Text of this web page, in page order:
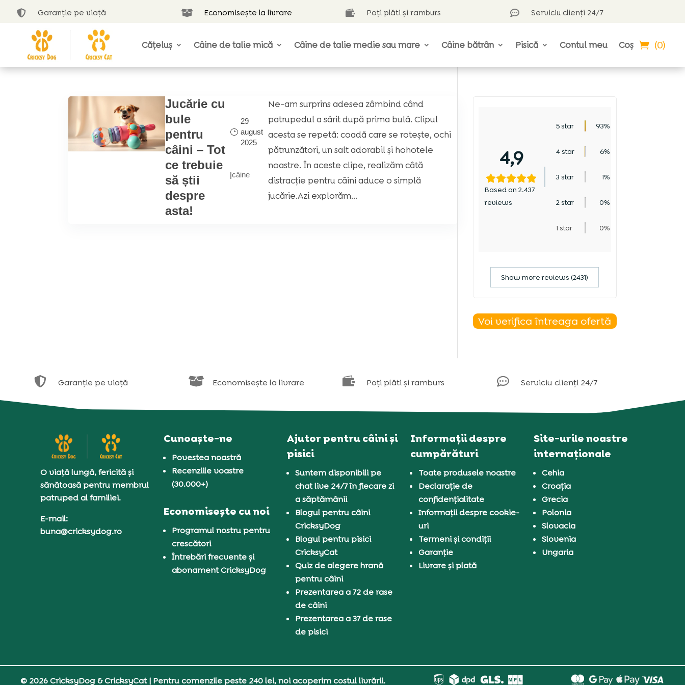
 Garanție pe viață  Economisește la livrare  Poți plăti și ramburs  Serviciu clienți 24/7
Cățeluș Câine de talie mică Câine de talie medie sau mare Câine bătrân Pisică Contul meu Coș (0)
Jucărie cu
bule
pentru
câini – Tot
ce trebuie
să știi
despre
asta!
29
august
2025
|câine
Ne-am surprins adesea zâmbind când
patrupedul a sărit după prima bulă. Clipul
acesta se repetă: coadă care se rotește, ochi
pătrunzători, un salt adorabil și hohotele
noastre. În aceste clipe, realizăm câtă
distracție pentru câini aduce o simplă
jucărie.Azi explorăm...
4,9
Based on 2.437
reviews
5 star 93%
4 star 6%
3 star 1%
2 star 0%
1 star 0%
Show more reviews (2431)
Voi verifica întreaga ofertă
 Garanție pe viață  Economisește la livrare  Poți plăti și ramburs  Serviciu clienți 24/7
O viață lungă, fericită și
sănătoasă pentru membrul
patruped al familiei.
E-mail:
buna@cricksydog.ro
Cunoaște-ne
Povestea noastră
Recenziile voastre
(30.000+)
Economisește cu noi
Programul nostru pentru
crescători
Întrebări frecvente și
abonament CricksyDog
Ajutor pentru câini și
pisici
Suntem disponibili pe
chat live 24/7 în fiecare zi
a săptămânii
Blogul pentru câini
CricksyDog
Blogul pentru pisici
CricksyCat
Quiz de alegere hrană
pentru câini
Prezentarea a 72 de rase
de câini
Prezentarea a 37 de rase
de pisici
Informații despre
cumpărături
Toate produsele noastre
Declarație de
confidențialitate
Informații despre cookie-
uri
Termeni și condiții
Garanție
Livrare și plată
Site-urile noastre
internaționale
Cehia
Croația
Grecia
Polonia
Slovacia
Slovenia
Ungaria
© 2026 CricksyDog & CricksyCat| Pentru comenzile peste 240 lei, noi acoperim costul livrării.